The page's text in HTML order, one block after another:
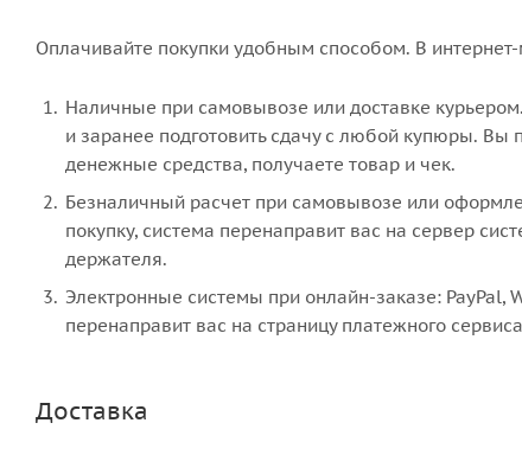
Оплачивайте покупки удобным способом. В
Наличные при самовывозе или доставке
и заранее подготовить сдачу с любой купюры. Вы
денежные средства, получаете товар и чек.
Безналичный расчет при самовывозе или
покупку, система перенаправит вас на сервер
держателя.
Электронные системы при онлайн-заказе: PayPal,
перенаправит вас на страницу платежного
Доставка